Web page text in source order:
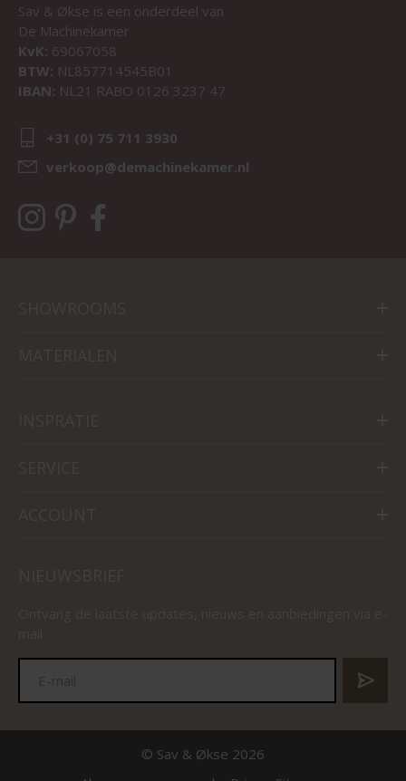
Sav & Økse is een onderdeel van
De Machinekamer
KvK: 69067058
BTW: NL857714545B01
IBAN: NL21 RABO 0126 3237 47
+31 (0) 75 711 3930
verkoop@demachinekamer.nl
© Sav & Økse 2026